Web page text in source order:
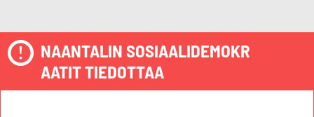
NAANTALIN SOSIAALIDEMOKR
AATIT TIEDOTTAA